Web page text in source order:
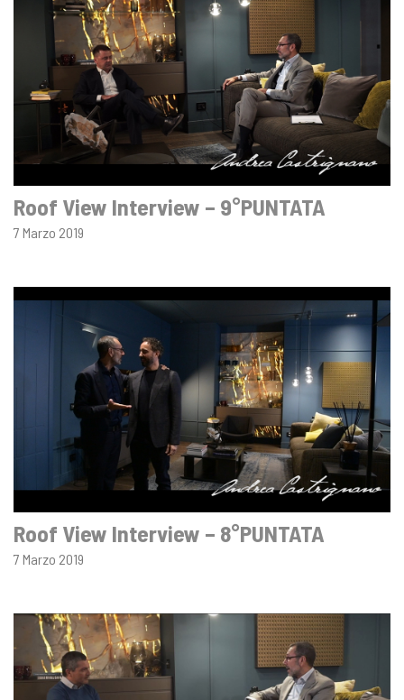
Roof View Interview – 9°PUNTATA
7 Marzo 2019
Roof View Interview – 8°PUNTATA
7 Marzo 2019